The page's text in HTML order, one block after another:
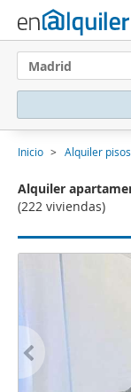
Madrid
Inicio Alquiler
Alquiler
(222 viviendas)